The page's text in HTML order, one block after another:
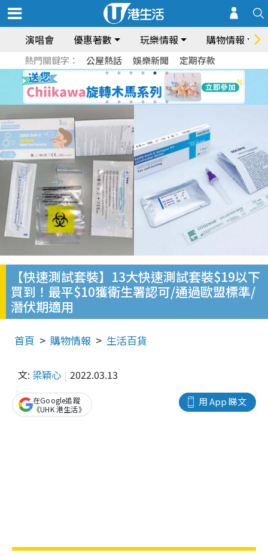
演唱會 優惠著數 玩樂情報 購物情報
熱門關鍵字： 公屋熱話 娛樂新聞 定期存款
【快速測試套裝】13大快速測試套裝$19以下
買到！最平$10獲衛生署認可/通過歐盟標準/
潛伏期適用
首頁 購物情報 生活百貨
文: 梁穎心 2022.03.13
用 App 睇文
在Google追蹤
《UHK 港生活》